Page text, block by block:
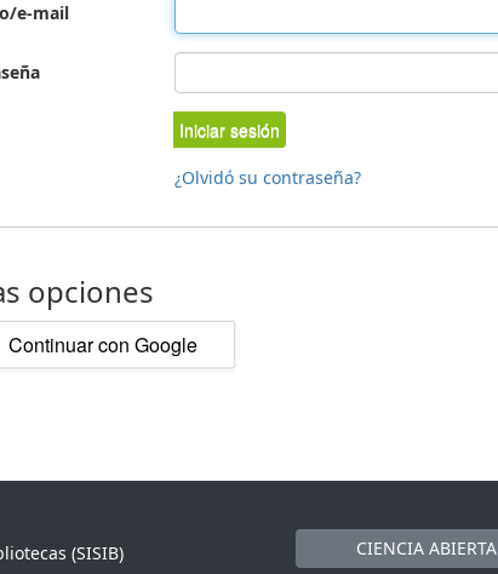
e-mail
Iniciar sesión
¿Olvidó su contraseña?
opciones
Continuar con Google
(SISIB)
CIENCIA ABIERTA